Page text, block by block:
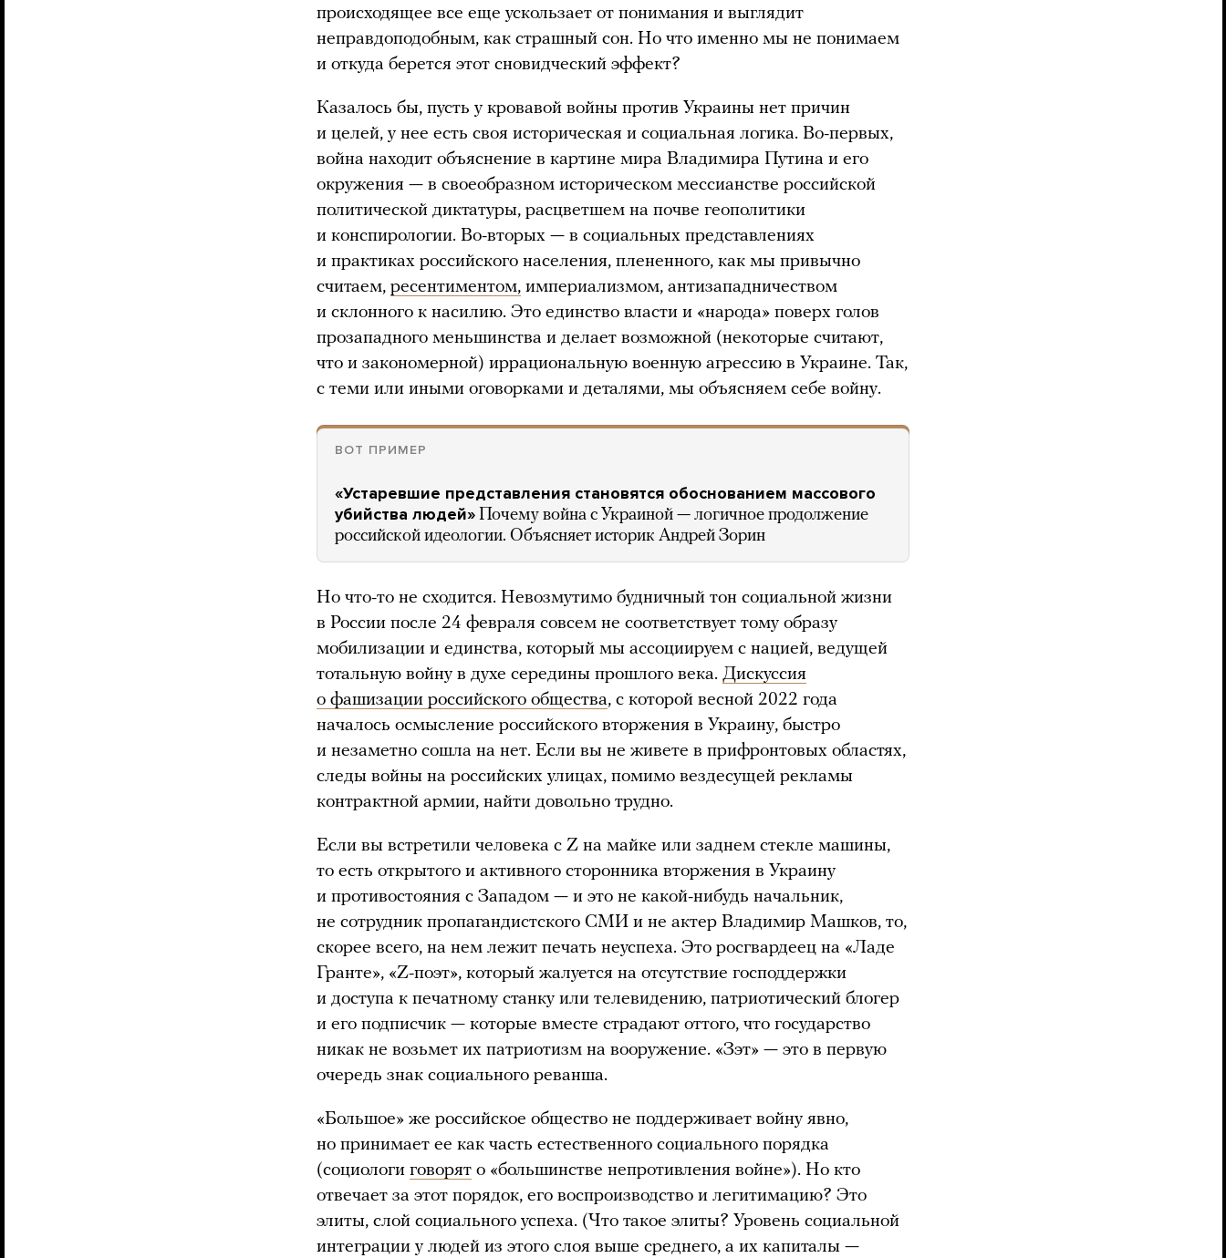
происходящее все еще ускользает от понимания и выглядит
неправдоподобным, как страшный сон. Но что именно мы не понимаем
и откуда берется этот сновидческий эффект?
Казалось бы, пусть у кровавой войны против Украины нет причин
и целей, у нее есть своя историческая и социальная логика. Во-первых,
война находит объяснение в картине мира Владимира Путина и его
окружения — в своеобразном историческом мессианстве российской
политической диктатуры, расцветшем на почве геополитики
и конспирологии. Во-вторых — в социальных представлениях
и практиках российского населения, плененного, как мы привычно
считаем, ресентиментом, империализмом, антизападничеством
и склонного к насилию. Это единство власти и «народа» поверх голов
прозападного меньшинства и делает возможной (некоторые считают,
что и закономерной) иррациональную военную агрессию в Украине. Так,
с теми или иными оговорками и деталями, мы объясняем себе войну.
ВОТ ПРИМЕР
«Устаревшие представления становятся обоснованием массового
убийства людей» Почему война с Украиной — логичное продолжение
российской идеологии. Объясняет историк Андрей Зорин
Но что-то не сходится. Невозмутимо будничный тон социальной жизни
в России после 24 февраля совсем не соответствует тому образу
мобилизации и единства, который мы ассоциируем с нацией, ведущей
тотальную войну в духе середины прошлого века. Дискуссия
о фашизации российского общества, с которой весной 2022 года
началось осмысление российского вторжения в Украину, быстро
и незаметно сошла на нет. Если вы не живете в прифронтовых областях,
следы войны на российских улицах, помимо вездесущей рекламы
контрактной армии, найти довольно трудно.
Если вы встретили человека с Z на майке или заднем стекле машины,
то есть открытого и активного сторонника вторжения в Украину
и противостояния с Западом — и это не какой-нибудь начальник,
не сотрудник пропагандистского СМИ и не актер Владимир Машков, то,
скорее всего, на нем лежит печать неуспеха. Это росгвардеец на «Ладе
Гранте», «Z-поэт», который жалуется на отсутствие господдержки
и доступа к печатному станку или телевидению, патриотический блогер
и его подписчик — которые вместе страдают оттого, что государство
никак не возьмет их патриотизм на вооружение. «Зэт» — это в первую
очередь знак социального реванша.
«Большое» же российское общество не поддерживает войну явно,
но принимает ее как часть естественного социального порядка
(социологи говорят о «большинстве непротивления войне»). Но кто
отвечает за этот порядок, его воспроизводство и легитимацию? Это
элиты, слой социального успеха. (Что такое элиты? Уровень социальной
интеграции у людей из этого слоя выше среднего, а их капиталы —